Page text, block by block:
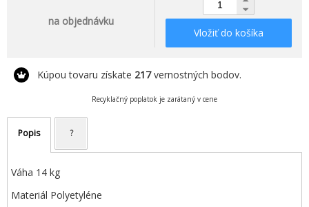
na objednávku
Vložiť do košíka
Kúpou tovaru získate 217vernostných bodov.
Recyklačný poplatok je zarátaný v cene
Popis ?
Váha 14 kg
Materiál Polyetyléne